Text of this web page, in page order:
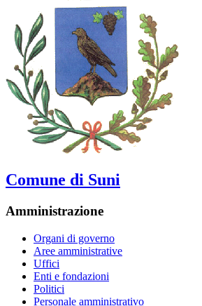
Comune di Suni
Amministrazione
Organi di governo
Aree amministrative
Uffici
Enti e fondazioni
Politici
Personale amministrativo